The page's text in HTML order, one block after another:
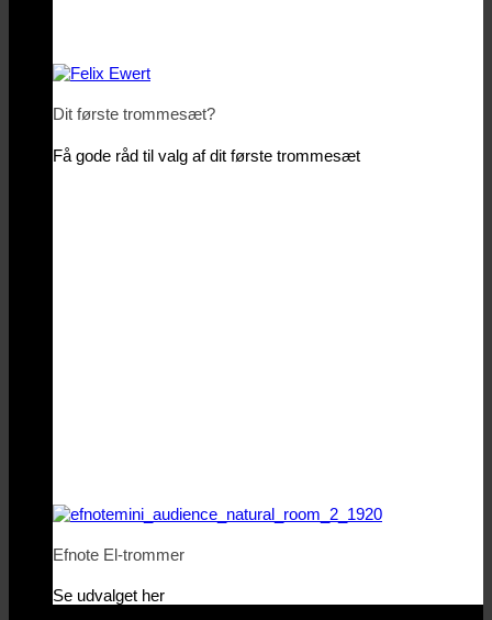
Dit første trommesæt?
Få gode råd til valg af dit første trommesæt
Efnote El-trommer
Se udvalget her